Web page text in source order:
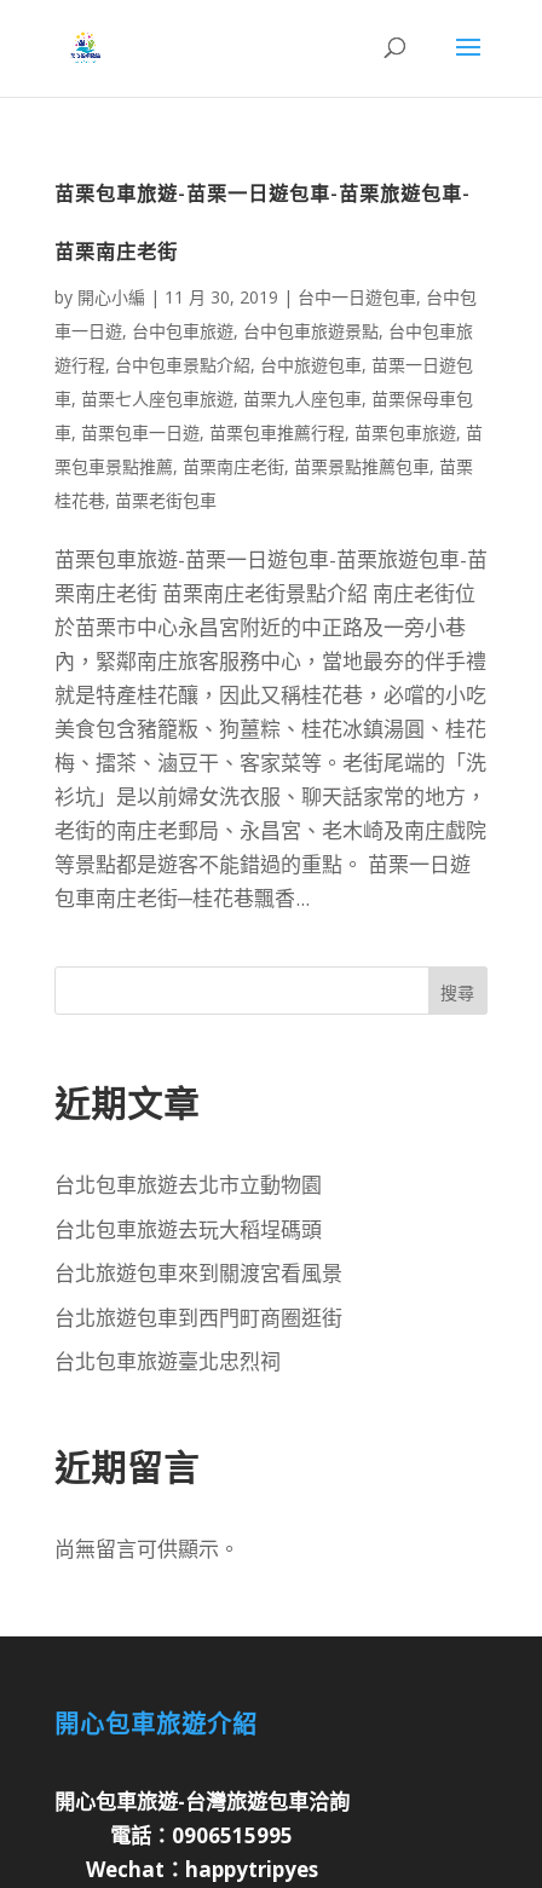
苗栗包車旅遊-苗栗一日遊包車-苗栗旅遊包車-
苗栗南庄老街
by 開心小編 | 11 月 30, 2019 | 台中一日遊包車, 台中包
車一日遊, 台中包車旅遊, 台中包車旅遊景點, 台中包車旅
遊行程, 台中包車景點介紹, 台中旅遊包車, 苗栗一日遊包
車, 苗栗七人座包車旅遊, 苗栗九人座包車, 苗栗保母車包
車, 苗栗包車一日遊, 苗栗包車推薦行程, 苗栗包車旅遊, 苗
栗包車景點推薦, 苗栗南庄老街, 苗栗景點推薦包車, 苗栗
桂花巷, 苗栗老街包車
苗栗包車旅遊-苗栗一日遊包車-苗栗旅遊包車-苗
栗南庄老街 苗栗南庄老街景點介紹 南庄老街位
於苗栗市中心永昌宮附近的中正路及一旁小巷
內，緊鄰南庄旅客服務中心，當地最夯的伴手禮
就是特產桂花釀，因此又稱桂花巷，必嚐的小吃
美食包含豬籠粄、狗薑粽、桂花冰鎮湯圓、桂花
梅、擂茶、滷豆干、客家菜等。老街尾端的「洗
衫坑」是以前婦女洗衣服、聊天話家常的地方，
老街的南庄老郵局、永昌宮、老木崎及南庄戲院
等景點都是遊客不能錯過的重點。 苗栗一日遊
包車南庄老街─桂花巷飄香...
搜尋
近期文章
台北包車旅遊去北市立動物園
台北包車旅遊去玩大稻埕碼頭
台北旅遊包車來到關渡宮看風景
台北旅遊包車到西門町商圈逛街
台北包車旅遊臺北忠烈祠
近期留言
尚無留言可供顯示。
開心包車旅遊介紹
開心包車旅遊-台灣旅遊包車洽詢
電話：0906515995
Wechat：happytripyes